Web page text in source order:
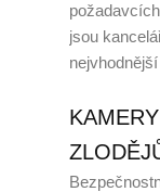
Zneužívání
Zaměstnávání
jsou